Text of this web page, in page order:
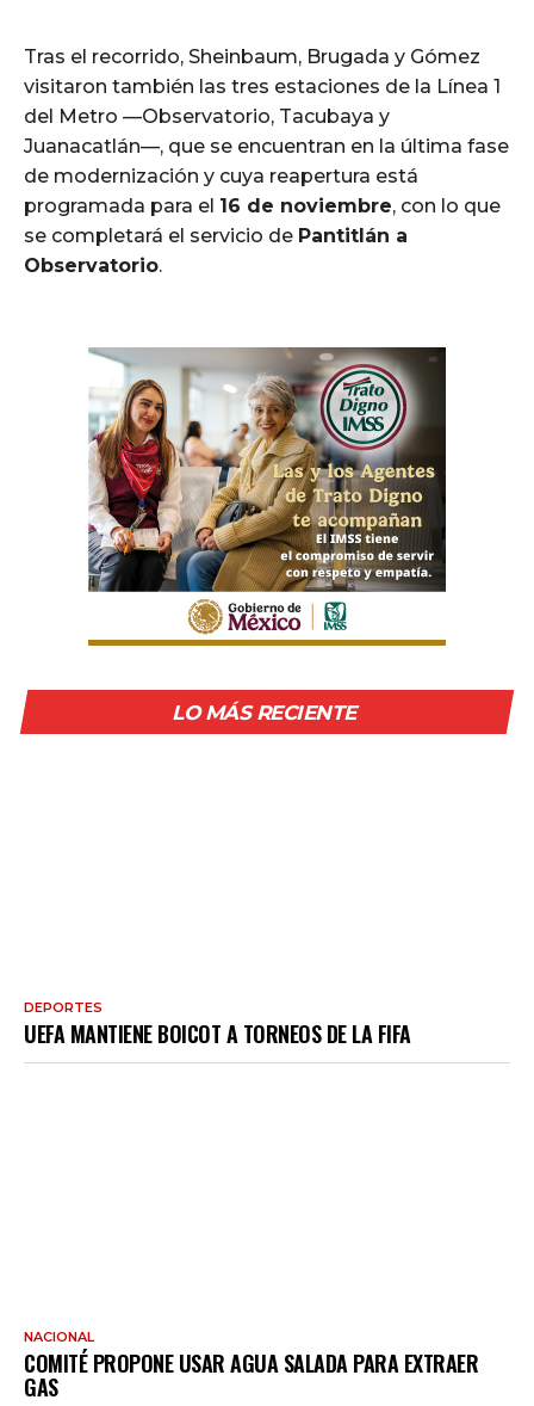
Tras el recorrido, Sheinbaum, Brugada y Gómez
visitaron también las tres estaciones de la Línea 1
del Metro —Observatorio, Tacubaya y
Juanacatlán—, que se encuentran en la última fase
de modernización y cuya reapertura está
programada para el 16 de noviembre, con lo que
se completará el servicio de Pantitlán a
Observatorio.
LO MÁS RECIENTE
DEPORTES
UEFA MANTIENE BOICOT A TORNEOS DE LA FIFA
NACIONAL
COMITÉ PROPONE USAR AGUA SALADA PARA EXTRAER
GAS